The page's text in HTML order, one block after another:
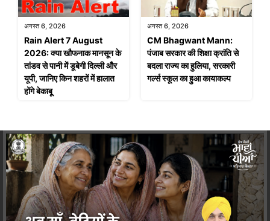
अगस्त 6, 2026
Rain Alert 7 August
2026: क्या खौफनाक मानसून के
तांडव से पानी में डूबेगी दिल्ली और
यूपी, जानिए किन शहरों में हालात
होंगे बेकाबू
अगस्त 6, 2026
CM Bhagwant Mann:
पंजाब सरकार की शिक्षा क्रांति से
बदला राज्य का हुलिया, सरकारी
गर्ल्स स्कूल का हुआ कायाकल्प